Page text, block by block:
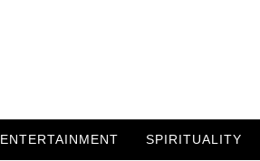
ENTERTAINMENT SPIRITUALITY